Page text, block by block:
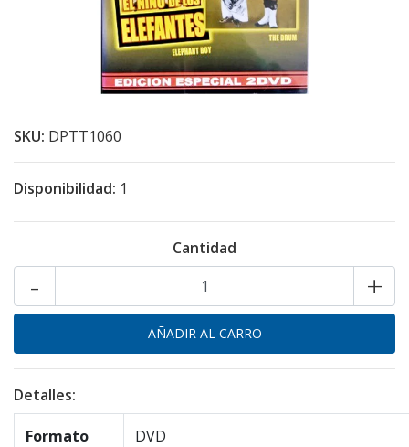
SKU: DPTT1060
Disponibilidad: 1
Cantidad
+
-
Detalles:
Formato DVD